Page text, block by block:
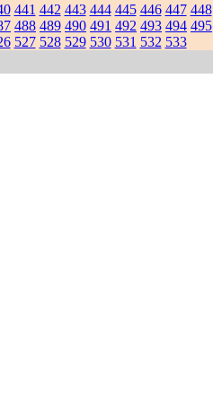
441 442 443 444 445 446 447 448
488 489 490 491 492 493 494 495
527 528 529 530 531 532 533